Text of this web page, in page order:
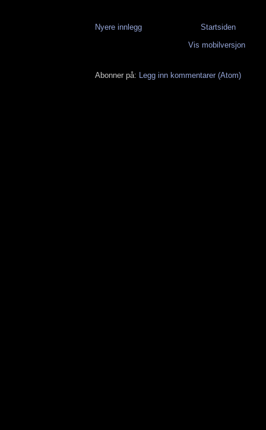
Nyere innlegg
Startsiden
Vis mobilversjon
Abonner på: Legg inn kommentarer (Atom)